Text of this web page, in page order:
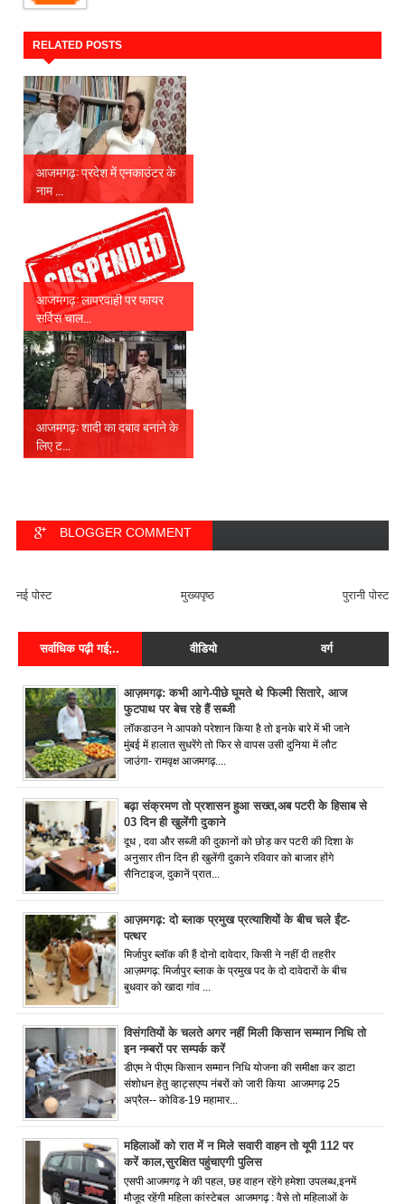
RELATED POSTS
आजमगढ़: प्रदेश में एनकाउंटर के
नाम ...
आजमगढ़: लापरवाही पर फायर
सर्विस चाल...
आजमगढ़: शादी का दबाव बनाने के
लिए ट...
BLOGGER COMMENT
नई पोस्ट पुरानी पोस्ट
मुख्यपृष्ठ
सर्वाधिक पढ़ी गई;.. वीडियो वर्ग
आज़मगढ़: कभी आगे-पीछे घूमते थे फिल्मी सितारे, आज
फुटपाथ पर बेच रहे हैं सब्जी
लॉकडाउन ने आपको परेशान किया है तो इनके बारे में भी जाने
मुंबई में हालात सुधरेंगे तो फिर से वापस उसी दुनिया में लौट
जाउंगा- रामवृक्ष आजमगढ़....
बढ़ा संक्रमण तो प्रशासन हुआ सख्त,अब पटरी के हिसाब से
03 दिन ही खुलेंगी दुकाने
दूध , दवा और सब्जी की दुकानों को छोड़ कर पटरी की दिशा के
अनुसार तीन दिन ही खुलेंगी दुकाने रविवार को बाजार होंगे
सैनिटाइज, दुकानें प्रात...
आज़मगढ़: दो ब्लाक प्रमुख प्रत्याशियों के बीच चले ईंट-
पत्थर
मिर्जापुर ब्लॉक की हैं दोनो दावेदार, किसी ने नहीं दी तहरीर
आज़मगढ़: मिर्जापुर ब्लाक के प्रमुख पद के दो दावेदारों के बीच
बुधवार को खादा गांव ...
विसंगतियों के चलते अगर नहीं मिली किसान सम्मान निधि तो
इन नम्बरों पर सम्पर्क करें
डीएम ने पीएम किसान सम्मान निधि योजना की समीक्षा कर डाटा
संशोधन हेतु व्हाट्सएप्प नंबरों को जारी किया आजमगढ़ 25
अप्रैल-- कोविड-19 महामार...
महिलाओं को रात में न मिले सवारी वाहन तो यूपी 112 पर
करें काल,सुरक्षित पहुंचाएगी पुलिस
एसपी आजमगढ़ ने की पहल, छह वाहन रहेंगे हमेशा उपलब्ध,इनमें
मौजूद रहेंगी महिला कांस्टेबल आजमगढ़ : वैसे तो महिलाओं के